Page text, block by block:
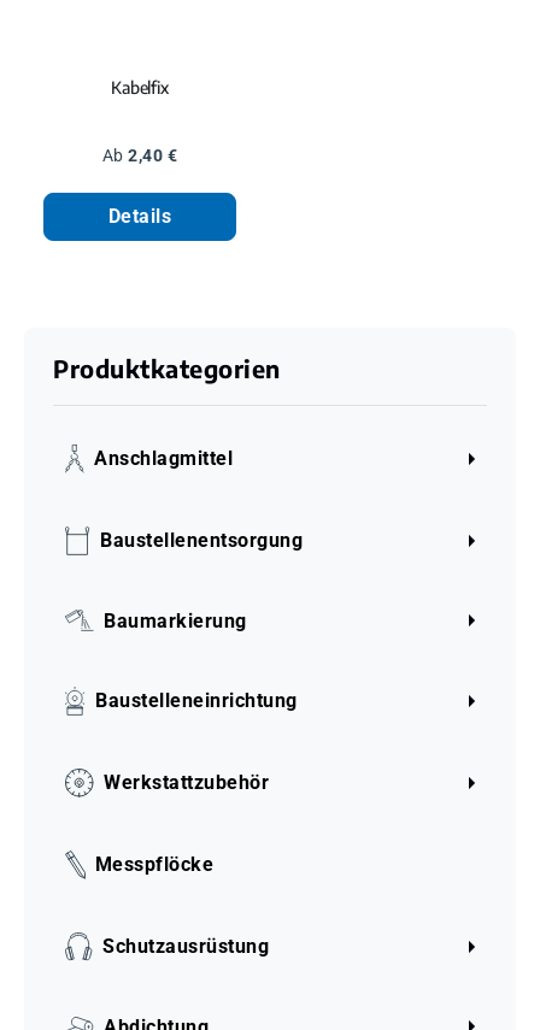
Kabelfix
Regulärer Preis:
Ab2,40 €
Details
Produktkategorien
Anschlagmittel
Baustellenentsorgung
Baumarkierung
Baustelleneinrichtung
Werkstattzubehör
Messpflöcke
Schutzausrüstung